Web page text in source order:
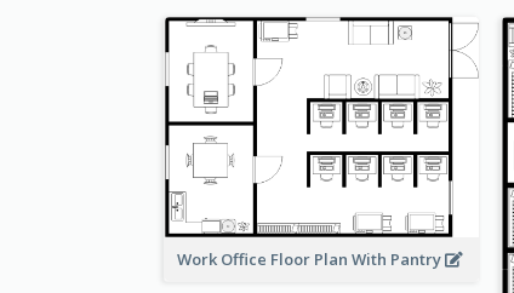
Work Office Floor Plan With Pantry